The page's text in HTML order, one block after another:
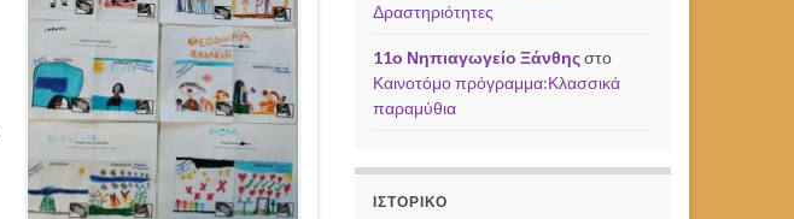
Δραστηριότητες
11ο Νηπιαγωγείο Ξάνθηςστο
Καινοτόμο πρόγραμμα:Κλασσικά
παραμύθια
ΙΣΤΟΡΙΚΌ